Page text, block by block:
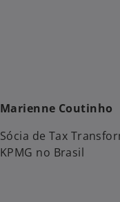
Marienne Coutinho
Sócia de Tax
KPMG no Brasil